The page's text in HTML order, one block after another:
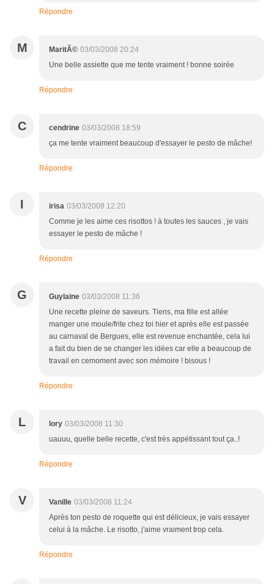
Répondre
M MaritÃ© 03/03/2008 20:24
Une belle assiette que me tente vraiment ! bonne soirée
Répondre
C cendrine 03/03/2008 18:59
ça me tente vraiment beaucoup d'essayer le pesto de mâche!
Répondre
I irisa 03/03/2008 12:20
Comme je les aime ces risottos ! à toutes les sauces , je vais
essayer le pesto de mâche !
Répondre
G Guylaine 03/03/2008 11:36
Une recette pleine de saveurs. Tiens, ma fille est allée
manger une moule/frite chez toi hier et après elle est passée
au carnaval de Bergues, elle est revenue enchantée, cela lui
a fait du bien de se changer les idées car elle a beaucoup de
travail en cemoment avec son mémoire ! bisous !
Répondre
L lory 03/03/2008 11:30
uauuu, quelle belle recette, c'est très appétissant tout ça..!
Répondre
V Vanille 03/03/2008 11:24
Après ton pesto de roquette qui est délicieux, je vais essayer
celui à la mâche. Le risotto, j'aime vraiment trop cela.
Répondre